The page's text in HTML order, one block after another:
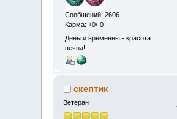
Сообщений: 2606
Карма: +0/-0
Деньги временны - красота
вечна!
скептик
Ветеран